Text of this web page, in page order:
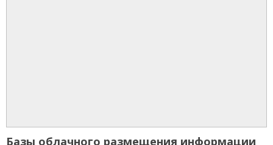
Базы облачного размещения информации